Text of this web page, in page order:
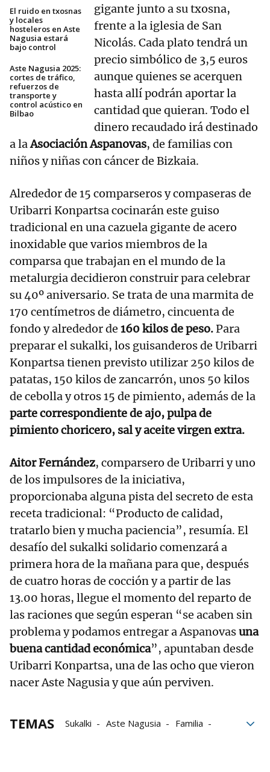
El ruido en txosnas
y locales
hosteleros en Aste
Nagusia estará
bajo control
Aste Nagusia 2025:
cortes de tráfico,
refuerzos de
transporte y
control acústico en
Bilbao
gigante junto a su txosna,
frente a la iglesia de San
Nicolás. Cada plato tendrá un
precio simbólico de 3,5 euros
aunque quienes se acerquen
hasta allí podrán aportar la
cantidad que quieran. Todo el
dinero recaudado irá destinado
a laAsociación Aspanovas, de familias con
niños y niñas con cáncer de Bizkaia.
Alrededor de 15 comparseros y compaseras de
Uribarri Konpartsa cocinarán este guiso
tradicional en una cazuela gigante de acero
inoxidable que varios miembros de la
comparsa que trabajan en el mundo de la
metalurgia decidieron construir para celebrar
su 40º aniversario. Se trata de una marmita de
170 centímetros de diámetro, cincuenta de
fondo y alrededor de 160 kilos de peso.Para
preparar el sukalki, los guisanderos de Uribarri
Konpartsa tienen previsto utilizar 250 kilos de
patatas, 150 kilos de zancarrón, unos 50 kilos
de cebolla y otros 15 de pimiento, además de la
parte correspondiente de ajo, pulpa de
pimiento choricero, sal y aceite virgen extra.
Aitor Fernández, comparsero de Uribarri y uno
de los impulsores de la iniciativa,
proporcionaba alguna pista del secreto de esta
receta tradicional: “Producto de calidad,
tratarlo bien y mucha paciencia”, resumía. El
desafío del sukalki solidario comenzará a
primera hora de la mañana para que, después
de cuatro horas de cocción y a partir de las
13.00 horas, llegue el momento del reparto de
las raciones que según esperan “se acaben sin
problema y podamos entregar a Aspanovasuna
buena cantidad económica”, apuntaban desde
Uribarri Konpartsa, una de las ocho que vieron
nacer Aste Nagusia y que aún perviven.
TEMAS Sukalki Aste Nagusia
Familia